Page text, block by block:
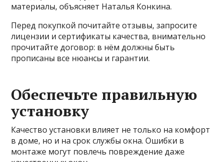
материалы, объясняет Наталья Конкина.
Перед покупкой почитайте отзывы, запросите
лицензии и сертификаты качества, внимательно
прочитайте договор: в нём должны быть
прописаны все нюансы и гарантии.
Обеспечьте правильную
установку
Качество установки влияет не только на комфорт
в доме, но и на срок службы окна. Ошибки в
монтаже могут повлечь повреждение даже